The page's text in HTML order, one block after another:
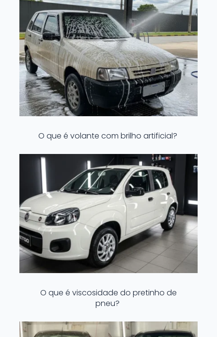
O que é volante com brilho artificial?
O que é viscosidade do pretinho de
pneu?